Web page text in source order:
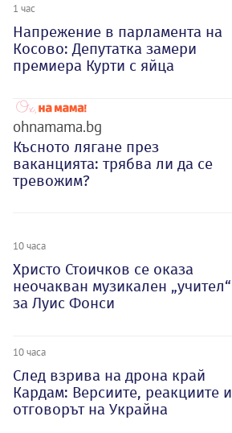
1 час
Напрежение в парламента на
Косово: Депутатка замери
премиера Курти с яйца
ohnamama.bg
Късното лягане през
ваканцията: трябва ли да се
тревожим?
10 часа
Христо Стоичков се оказа
неочакван музикален „учител“
за Луис Фонси
10 часа
След взрива на дрона край
Кардам: Версиите, реакциите и
отговорът на Украйна